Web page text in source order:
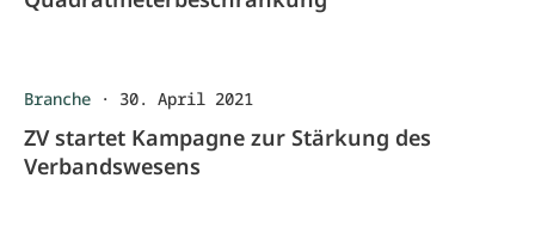
Branche · 30. April 2021
ZV startet Kampagne zur Stärkung des
Verbandswesens